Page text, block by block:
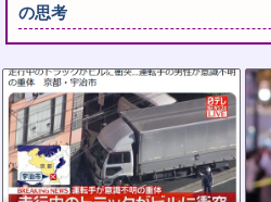
の思考